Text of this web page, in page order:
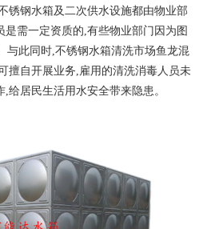
锈钢水箱及二次供水设施都由物业部
需一定资质的,有些物业部门因为图
与此同时,不锈钢水箱清洗市场鱼龙混
擅自开展业务,雇用的清洗消毒人员未
给居民生活用水安全带来隐患。